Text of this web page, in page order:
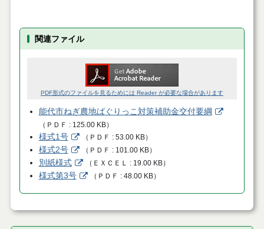
関連ファイル
PDF形式のファイルを見るためには Reader が必要な場合があります
能代市ねぎ農地ばぐりっこ対策補助金交付要綱
（ ＰＤＦ 125.00 KB）
様式1号 （ ＰＤＦ 53.00 KB）
様式2号 （ ＰＤＦ 101.00 KB）
別紙様式 （ ＥＸＣＥＬ 19.00 KB）
様式第3号 （ ＰＤＦ 48.00 KB）